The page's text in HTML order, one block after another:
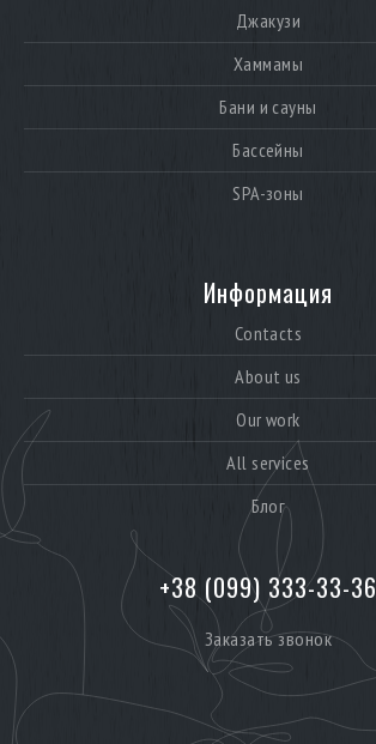
Джакузи
Хаммамы
Бани и сауны
Бассейны
SPA-зоны
Информация
Contacts
About us
Our work
All services
Блог
+38 (099) 333-33-36
Заказать звонок